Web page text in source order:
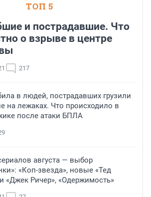
ТОП 5
и пострадавшие. Что
о взрыве в центре
217
в людей, пострадавших грузили
на лежаках. Что происходило в
после атаки БПЛА
августа — выбор
«Коп-звезда», новые «Тед
«Джек Ричер», «Одержимость»